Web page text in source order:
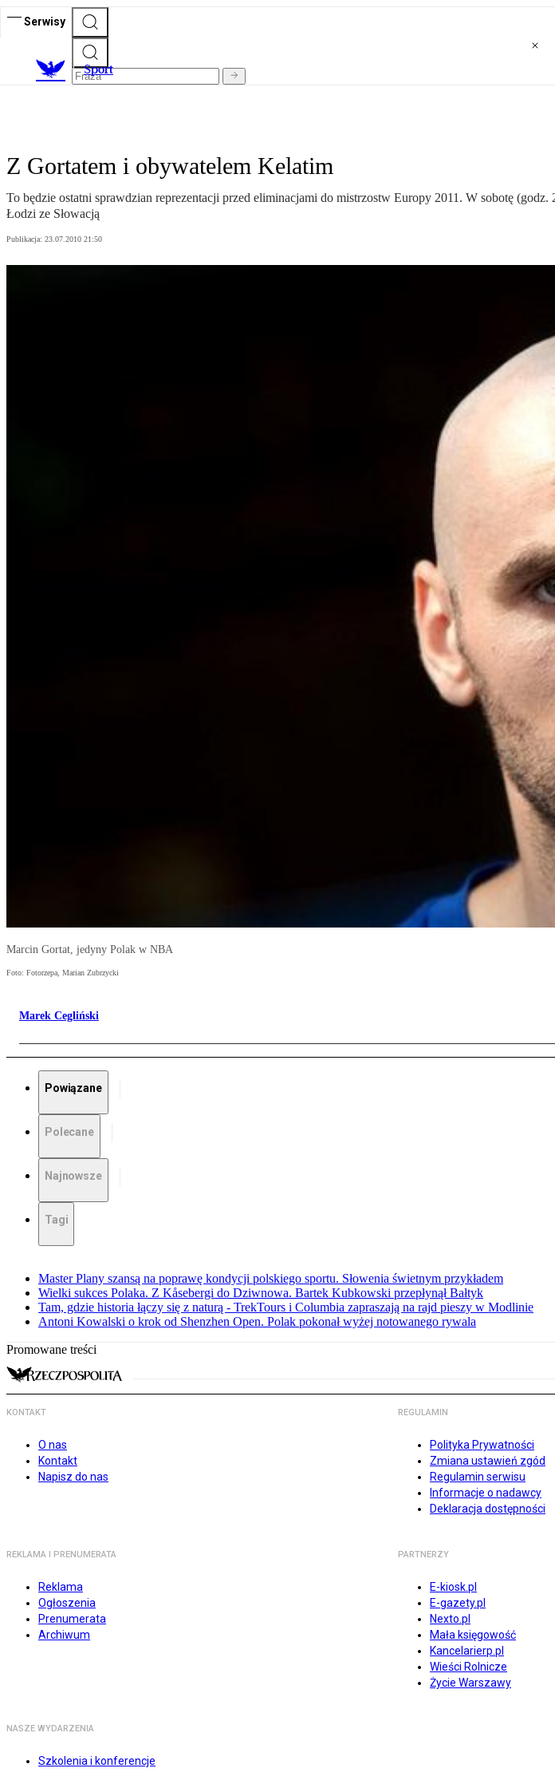
Serwisy
Sport
Z Gortatem i obywatelem Kelatim
To będzie ostatni sprawdzian reprezentacji przed eliminacjami do mistrzostw Europy 2011. W sobotę
Łodzi ze Słowacją
Publikacja: 23.07.2010 21:50
Marcin Gortat, jedyny Polak w NBA
Foto: Fotorzepa, Marian Zubrzycki
Marek Cegliński
Powiązane
Polecane
Najnowsze
Tagi
Master Plany szansą na poprawę kondycji polskiego sportu. Słowenia świetnym przykładem
Wielki sukces Polaka. Z Kåsebergi do Dziwnowa. Bartek Kubkowski przepłynął Bałtyk
Tam, gdzie historia łączy się z naturą - TrekTours i Columbia zapraszają na rajd pieszy w Modlinie
Antoni Kowalski o krok od Shenzhen Open. Polak pokonał wyżej notowanego rywala
Promowane treści
KONTAKT
O nas
Kontakt
Napisz do nas
REGULAMIN
Polityka Prywatności
Zmiana ustawień zgód
Regulamin serwisu
Informacje o nadawcy
Deklaracja dostępności
REKLAMA I PRENUMERATA
Reklama
Ogłoszenia
Prenumerata
Archiwum
PARTNERZY
E-kiosk.pl
E-gazety.pl
Nexto.pl
Mała księgowość
Kancelarierp.pl
Wieści Rolnicze
Życie Warszawy
NASZE WYDARZENIA
Szkolenia i konferencje